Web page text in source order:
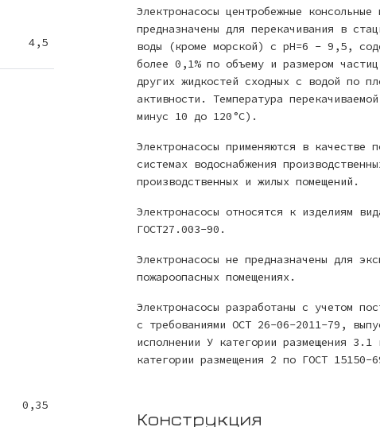
4,5
0,35
Электронасосы центробежные
предназначены для перекачивания в
воды (кроме морской) с рН=6 - 9,5,
более 0,1% по объему и размером
других жидкостей сходных с водой по
активности. Температура
минус 10 до 120°С).
Электронасосы применяются в качестве
системах водоснабжения
производственных и жилых помещений.
Электронасосы относятся к изделиям
ГОСТ27.003-90.
Электронасосы не предназначены для
пожароопасных помещениях.
Электронасосы разработаны с учетом
с требованиями ОСТ 26-06-2011-79,
исполнении У категории размещения 3.1
категории размещения 2 по ГОСТ 15150-
Конструкция